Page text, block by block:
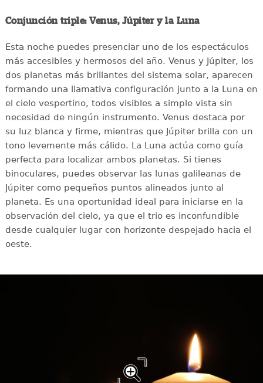
Conjunción triple: Venus, Júpiter y la Luna
Esta noche puedes presenciar uno de los espectáculos
más accesibles y hermosos del año. Venus y Júpiter, los
dos planetas más brillantes del sistema solar, aparecen
formando una llamativa configuración junto a la Luna en
el cielo vespertino, todos visibles a simple vista sin
necesidad de ningún instrumento. Venus destaca por
su luz blanca y firme, mientras que Júpiter brilla con un
tono levemente más cálido. La Luna actúa como guía
perfecta para localizar ambos planetas. Si tienes
binoculares, puedes observar las lunas galileanas de
Júpiter como pequeños puntos alineados junto al
planeta. Es una oportunidad ideal para iniciarse en la
observación del cielo, ya que el trio es inconfundible
desde cualquier lugar con horizonte despejado hacia el
oeste.